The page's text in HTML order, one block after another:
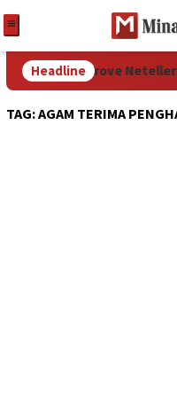
Headline
that Approve Neteller:
TAG:AGAM TERIMA